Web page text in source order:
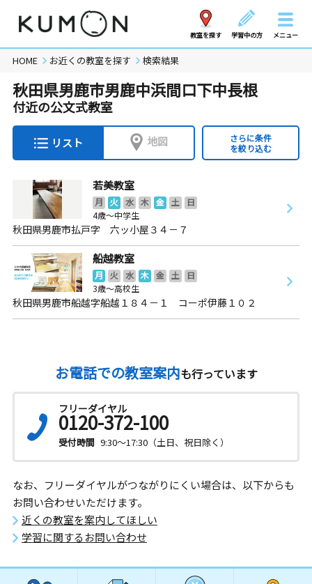
教室を探す 学習中の方 メニュー
HOME お近くの教室を探す 検索結果
秋田県男鹿市男鹿中浜間口下中長根
付近の公文式教室
リスト 地図
さらに条件
を絞り込む
若美教室
月 火 水 木 金 土
日
4歳～中学生
秋田県男鹿市払戸字 六ッ小屋３４－７
船越教室
月 火 水 木 金 土
日
3歳～高校生
秋田県男鹿市船越字船越１８４－１ コーポ伊藤１０２
お電話での教室案内も行っています
フリーダイヤル
0120-372-100
受付時間 9:30～17:30（土日、祝日除く）
なお、フリーダイヤルがつながりにくい場合は、以下からも
お問い合わせいただけます。
近くの教室を案内してほしい
学習に関するお問い合わせ